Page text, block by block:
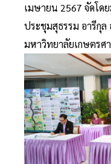
เมษายน 2567 จัดโด
ประชุมสุธรรม อารีกุล
มหาวิทยาลัยเกษตรศ